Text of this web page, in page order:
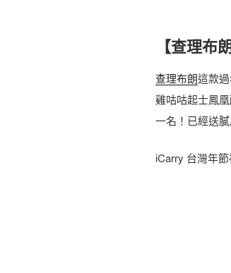
【查理布
查理布朗這款
雞咕咕起士鳳
一名！已經送
iCarry 台灣年